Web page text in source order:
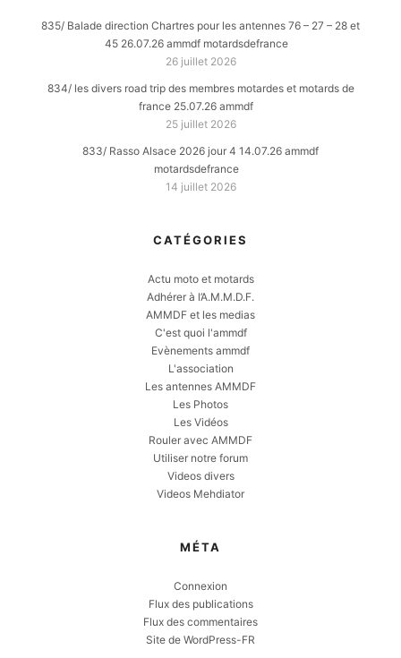
835/ Balade direction Chartres pour les antennes 76 – 27 – 28 et
45 26.07.26 ammdf motardsdefrance
26 juillet 2026
834/ les divers road trip des membres motardes et motards de
france 25.07.26 ammdf
25 juillet 2026
833/ Rasso Alsace 2026 jour 4 14.07.26 ammdf
motardsdefrance
14 juillet 2026
CATÉGORIES
Actu moto et motards
Adhérer à l’A.M.M.D.F.
AMMDF et les medias
C'est quoi l'ammdf
Evènements ammdf
L'association
Les antennes AMMDF
Les Photos
Les Vidéos
Rouler avec AMMDF
Utiliser notre forum
Videos divers
Videos Mehdiator
MÉTA
Connexion
Flux des publications
Flux des commentaires
Site de WordPress-FR